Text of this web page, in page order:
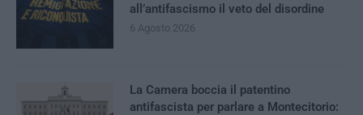
all’antifascismo il veto del disordine
6 Agosto 2026
La Camera boccia il patentino
antifascista per parlare a Montecitorio: